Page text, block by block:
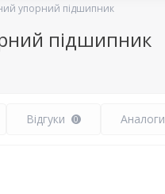
упорний підшипник
підшипник
Відгуки 0 Аналоги